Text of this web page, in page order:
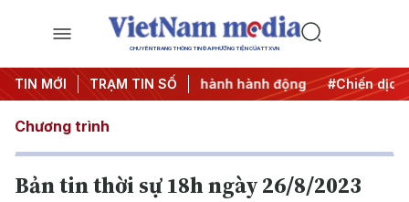
CHUYÊN TRANG THÔNG TIN ĐA PHƯƠNG TIỆN CỦA TTXVN
TIN MỚI TRẠM TIN SỐ
#Đưa Nghị quyết thành hành động #Chiến dịch 500
Chương trình
Bản tin thời sự 18h ngày 26/8/2023